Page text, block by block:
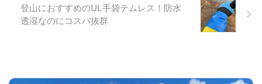
登山におすすめのUL手袋テムレス！防水
透湿なのにコスパ抜群